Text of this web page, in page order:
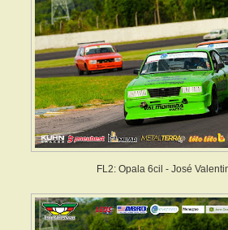
FL2: Opala 6cil - José